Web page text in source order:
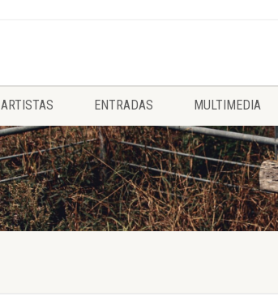
ARTISTAS ENTRADAS MULTIMEDIA